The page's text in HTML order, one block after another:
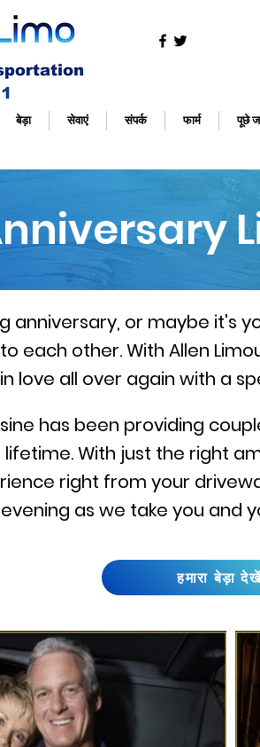
बेड़ा सेवाएं संपर्क फार्म पूछे
anniversary, or maybe it's
each other. With Allen
love all over again with a
has been providing
With just the right
right from your
as we take you and
हमारा बेड़ा